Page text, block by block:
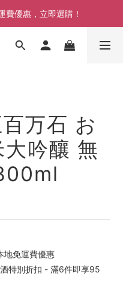
優惠，立即選購！
優惠，立即選購！
費優惠，立即選購！
万石 お
吟釀 無
地免運費優惠
特別折扣 - 滿6件即享95